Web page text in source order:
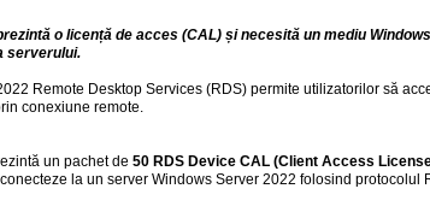
o licență de acces (CAL) și necesită un mediu
serverului.
Remote Desktop Services (RDS) permite utilizatorilor să
conexiune remote.
un pachet de 50 RDS Device CAL (Client Access
la un server Windows Server 2022 folosind protocolul